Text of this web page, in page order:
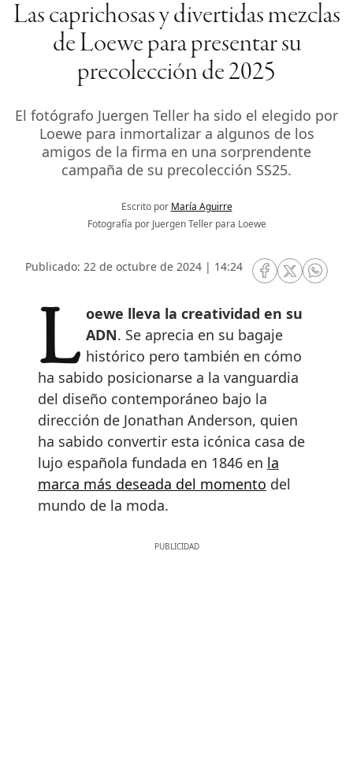
Las caprichosas y divertidas mezclas
de Loewe para presentar su
precolección de 2025
El fotógrafo Juergen Teller ha sido el elegido por
Loewe para inmortalizar a algunos de los
amigos de la firma en una sorprendente
campaña de su precolección SS25.
Escrito por María Aguirre
Fotografía por Juergen Teller para Loewe
Publicado: 22 de octubre de 2024 | 14:24
RRSS Facebook
RRSSRRSS
Loewe lleva la creatividad en su ADN. Se aprecia en su bagaje
histórico pero también en cómo
ha sabido posicionarse a la vanguardia
del diseño contemporáneo bajo la
dirección de Jonathan Anderson, quien
ha sabido convertir esta icónica casa de
lujo española fundada en 1846 en la
marca más deseada del momento del
mundo de la moda.